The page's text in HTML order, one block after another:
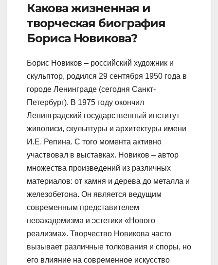
Какова жизненная и
творческая биография
Бориса Новикова?
Борис Новиков – российский художник и
скульптор, родился 29 сентября 1950 года в
городе Ленинграде (сегодня Санкт-
Петербург). В 1975 году окончил
Ленинградский государственный институт
живописи, скульптуры и архитектуры имени
И.Е. Репина. С того момента активно
участвовал в выставках. Новиков – автор
множества произведений из различных
материалов: от камня и дерева до металла и
железобетона. Он является ведущим
современным представителем
неоакадемизма и эстетики «Нового
реализма». Творчество Новикова часто
вызывает различные толкования и споры, но
его влияние на современное искусство